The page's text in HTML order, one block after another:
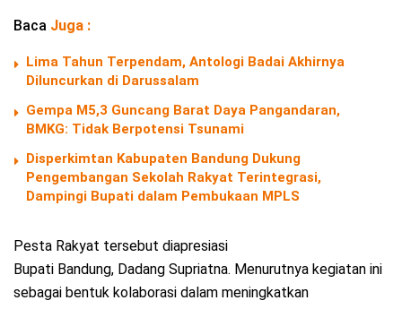
Baca Juga :
Lima Tahun Terpendam, Antologi Badai Akhirnya
Diluncurkan di Darussalam
Gempa M5,3 Guncang Barat Daya Pangandaran,
BMKG: Tidak Berpotensi Tsunami
Disperkimtan Kabupaten Bandung Dukung
Pengembangan Sekolah Rakyat Terintegrasi,
Dampingi Bupati dalam Pembukaan MPLS
Pesta Rakyat tersebut diapresiasi
Bupati Bandung, Dadang Supriatna. Menurutnya kegiatan ini
sebagai bentuk kolaborasi dalam meningkatkan